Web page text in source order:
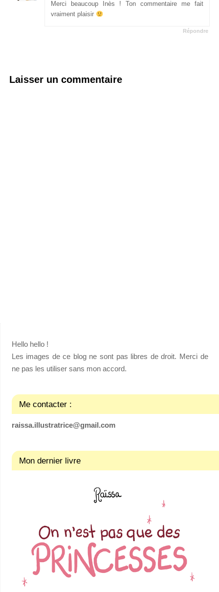
Merci beaucoup Inès ! Ton commentaire me fait
vraiment plaisir
Répondre
Laisser un commentaire
Hello hello !
Les images de ce blog ne sont pas libres de droit. Merci de
ne pas les utiliser sans mon accord.
Me contacter :
raissa.illustratrice@gmail.com
Mon dernier livre